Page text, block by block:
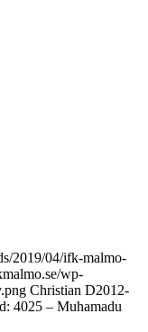
2019/04/ifk-malmo-
wp-
Christian D2012-
4025 – Muhamadu